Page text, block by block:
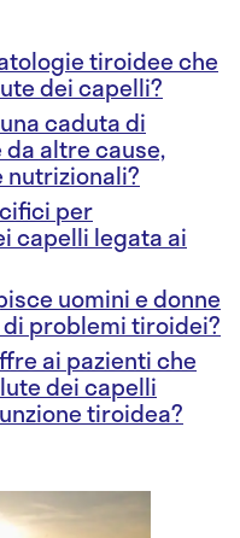
tiroidee che
dei capelli?
caduta di
altre cause,
nutrizionali?
per
capelli legata ai
uomini e donne
problemi tiroidei?
ai pazienti che
dei capelli
tiroidea?